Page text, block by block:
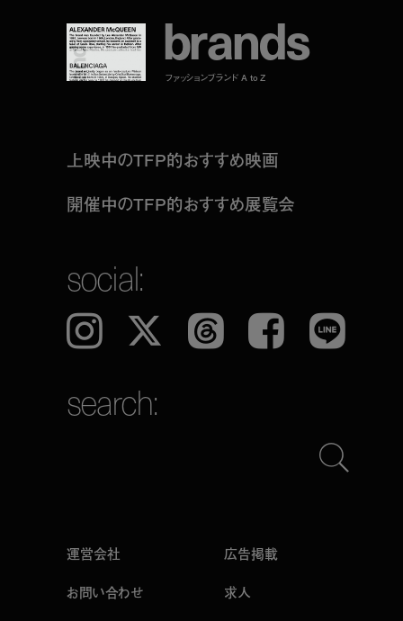
brands
ファッションブランド A to Z
上映中のTFP的おすすめ映画
開催中のTFP的おすすめ展覧会
social:
Instagram 𝕏 Threads Facebook LINE
search:
運営会社
広告掲載
お問い合わせ
求人